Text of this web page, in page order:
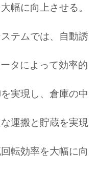
幅に向上させる。
テムでは、自動誘
タによって効率的
実現し、倉庫の中
運搬と貯蔵を実現
転効率を大幅に向